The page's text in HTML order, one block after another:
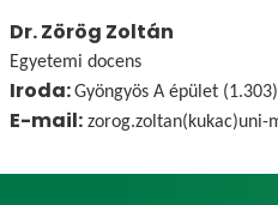
Dr. Zörög Zoltán
Egyetemi docens
Iroda:Gyöngyös A épület (1.303)
E-mail: zorog.zoltan(kukac)uni-